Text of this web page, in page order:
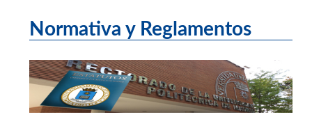
Normativa y Reglamentos